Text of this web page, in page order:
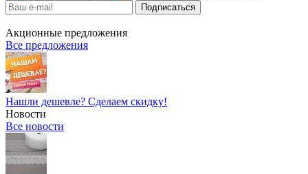
Акционные предложения
Все предложения
Нашли дешевле? Сделаем скидку!
Новости
Все новости